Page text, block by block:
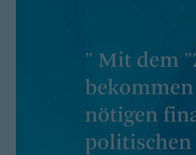
" Mit dem
nötigen
politischen